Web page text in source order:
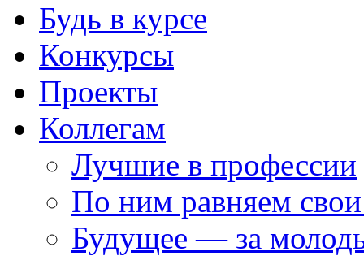
Будь в курсе
Конкурсы
Проекты
Коллегам
Лучшие в профессии
По ним равняем
Будущее — за